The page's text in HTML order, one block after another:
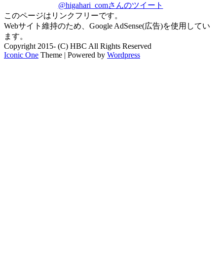
@higahari_comさんのツイート
このページはリンクフリーです。
Webサイト維持のため、Google AdSense(広告)を使用してい
ます。
Copyright 2015- (C) HBC All Rights Reserved
Iconic One Theme | Powered by Wordpress